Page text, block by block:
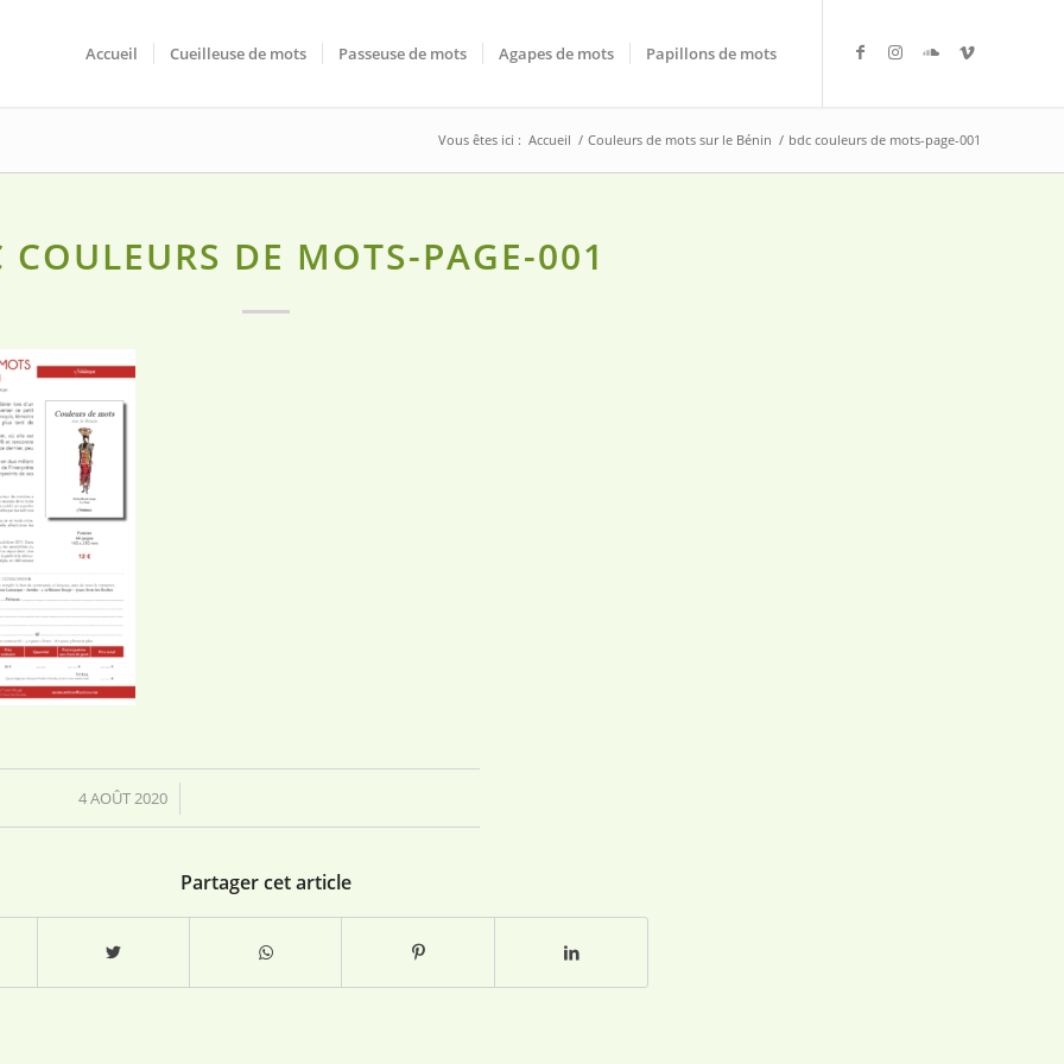
Accueil Cueilleuse de mots Passeuse de mots Agapes de mots Papillons de mots
Vous êtes ici : Accueil / Couleurs de mots sur le Bénin / bdc couleurs de mots-page-001
COULEURS DE MOTS-PAGE-001
4 AOÛT 2020
/
Partager cet article